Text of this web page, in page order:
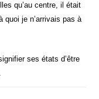
qu’au centre, il était
quoi je n’arrivais pas à
ses états d’être